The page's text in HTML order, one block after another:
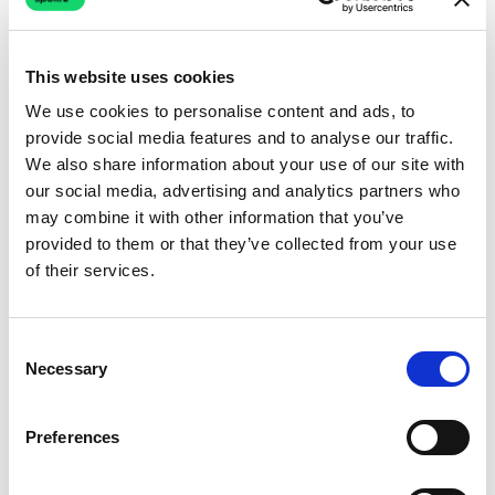
This website uses cookies
We use cookies to personalise content and ads, to
provide social media features and to analyse our traffic.
We also share information about your use of our site with
our social media, advertising and analytics partners who
may combine it with other information that you’ve
provided to them or that they’ve collected from your use
of their services.
Selection
Necessary
Preferences
Partagez votre menu complet de services et tarifs
dans le chat.
Voir tous les cas d'usage
Faites de WhatsApp le Meilleur
WhatsApp est le
canal de communication
et c'est sur ce
développer leur activité
Voici ce que les entreprises de beauté réalisent